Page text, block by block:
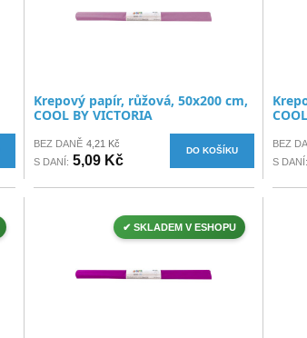
Krepový papír, růžová, 50x200 cm,
COOL BY VICTORIA
BEZ DANĚ 4,21 Kč
S DANÍ: 5,09 Kč
DO KOŠÍKU
BEZ
S DANÍ:
✔ SKLADEM V ESHOPU